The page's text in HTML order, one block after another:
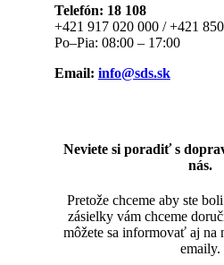
Telefón: 18 108
+421 917 020 000 / +421
Po–Pia: 08:00 – 17:00
Email: info@sds.sk
Neviete si poradiť s
nás.
Pretože chceme aby ste
zásielky vám chceme
môžete sa informovať aj na
emaily.